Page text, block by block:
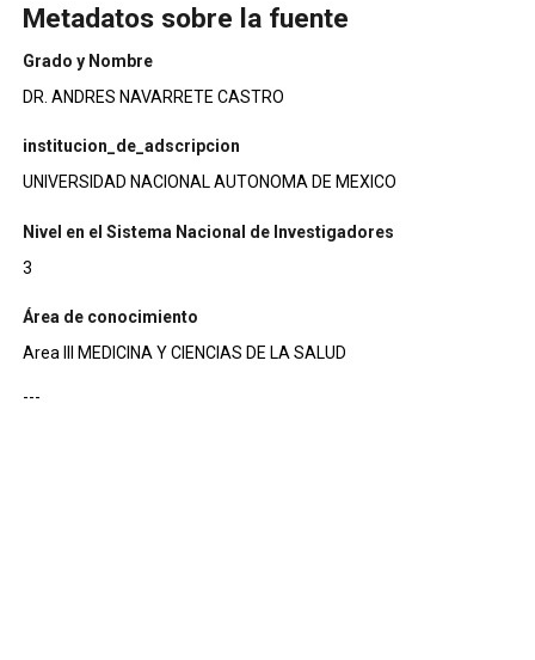
Metadatos sobre la fuente
Grado y Nombre
DR. ANDRES NAVARRETE CASTRO
institucion_de_adscripcion
UNIVERSIDAD NACIONAL AUTONOMA DE MEXICO
Nivel en el Sistema Nacional de Investigadores
3
Área de conocimiento
Area III MEDICINA Y CIENCIAS DE LA SALUD
---